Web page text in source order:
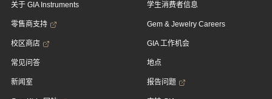
关于 GIA Instruments
零售商支持
校区商店
常见问答
新闻室
学生消费者信息
Gem & Jewelry Careers
GIA 工作机会
地点
报告问题